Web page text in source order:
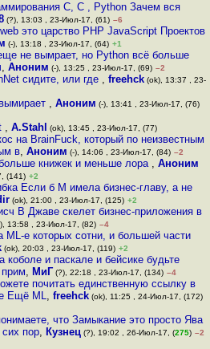
C, C , Python Зачем вся
(?), 13:03 , 23-Июл-17, (61) –6
это царство PHP JavaScript Проектов
(-), 13:18 , 23-Июл-17, (64) +1
не вымрает, но Python всё больше
, Аноним (-), 13:25 , 23-Июл-17, (69) –2
сидите, или где ,freehck (ok), 13:37 , 23-
, Аноним (-), 13:41 , 23-Июл-17, (76)
, A.Stahl (ok), 13:45 , 23-Июл-17, (77)
на BrainFuck, который по неизвестным
в, Аноним (-), 14:06 , 23-Июл-17, (84) –2
книжек и меньше лора , Аноним
(141) +2
Если б M имела бизнес-главу, а не
(ok), 21:00 , 23-Июл-17, (125) +2
В Джаве скелет бизнес-приложения в
13:58 , 23-Июл-17, (82) –4
ML-е которых сотни, и большей части
(ok), 20:03 , 23-Июл-17, (119) +2
коболе и паскале и бейсике будьте
, МиГ (?), 22:18 , 23-Июл-17, (134) –4
почитать единственную ссылку в
Ещё ML, freehck(ok), 11:25 , 24-Июл-17, (172)
что Замыкание это просто Ява
пор, Кузнец(?), 19:02 , 26-Июл-17, (275) –2